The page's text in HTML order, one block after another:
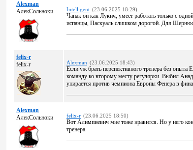
Alexman
АлекСольноки
Intelligent (23.06.2025 18:29)
Чанак он как Лукич, умеет работать только с
испанцы, Паскуаль слишком дорогой. Для
felix-r
felix-r
Alexman (23.06.2025 18:43)
Если уж брать перспективного тренера без
команду ко второму месту регуляpки. Выбил
упирается против чемпиона Европы Фенера в
Alexman
АлекСольноки
felix-r (23.06.2025 18:50)
Вот Алимпиевич мне тоже нравится. Но у него
тренера.